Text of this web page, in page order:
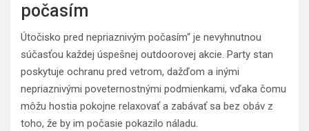
počasím
Útočisko pred nepriaznivým počasím“ je nevyhnutnou
súčasťou každej úspešnej outdoorovej akcie. Party stan
poskytuje ochranu pred vetrom, dažďom a inými
nepriaznivými poveternostnými podmienkami, vďaka čomu
môžu hostia pokojne relaxovať a zabávať sa bez obáv z
toho, že by im počasie pokazilo náladu.